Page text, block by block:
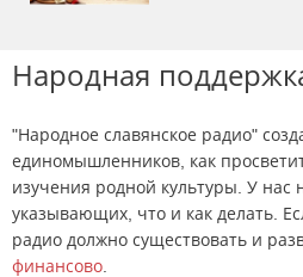
Народная
"Народное славянское радио"
единомышленников, как
изучения родной культуры. У нас
указывающих, что и как делать.
радио должно существовать и
финансово